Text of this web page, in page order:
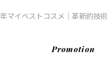
マイベストコスメ｜革新的技
Promotion